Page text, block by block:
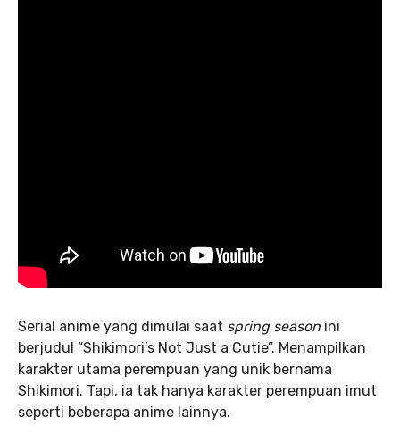
Serial anime yang dimulai saat spring season ini
berjudul “Shikimori’s Not Just a Cutie”. Menampilkan
karakter utama perempuan yang unik bernama
Shikimori. Tapi, ia tak hanya karakter perempuan imut
seperti beberapa anime lainnya.